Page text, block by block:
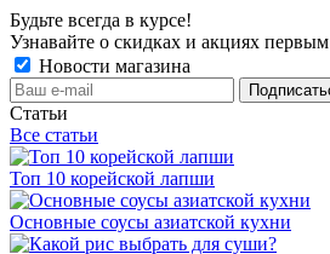
Будьте всегда в курсе!
Узнавайте о скидках и акциях первым
Новости магазина
Статьи
Все статьи
Топ 10 корейской лапши
Основные соусы азиатской кухни